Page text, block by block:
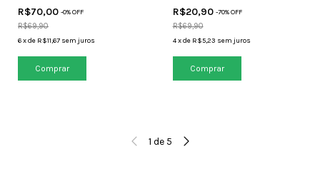
R$70,00 -0% OFF
R$69,90
6xde R$11,67 sem juros
R$20,90 -70% OFF
R$69,90
4 xde R$5,23 sem juros
1 de 5